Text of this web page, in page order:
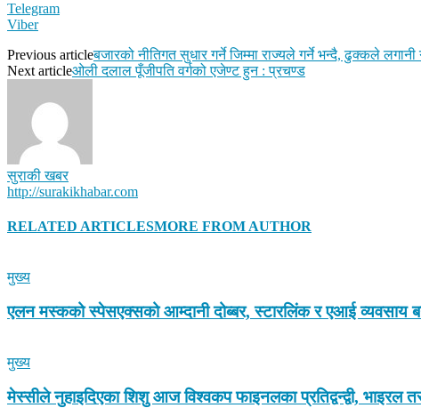
Telegram
Viber
Previous articleबजारको नीतिगत सुधार गर्ने जिम्मा राज्यले गर्ने भन्दै, ढुक्कले
Next articleओली दलाल पूँजीपति वर्गको एजेण्ट हुन : प्रचण्ड
सुराकी खबर
http://surakikhabar.com
RELATED ARTICLESMORE FROM AUTHOR
मुख्य
एलन मस्कको स्पेसएक्सको आम्दानी दोब्बर, स्टारलिंक र एआई व्यवसाय
मुख्य
मेस्सीले नुहाइदिएका शिशु आज विश्वकप फाइनलका प्रतिद्वन्द्वी, भाइरल